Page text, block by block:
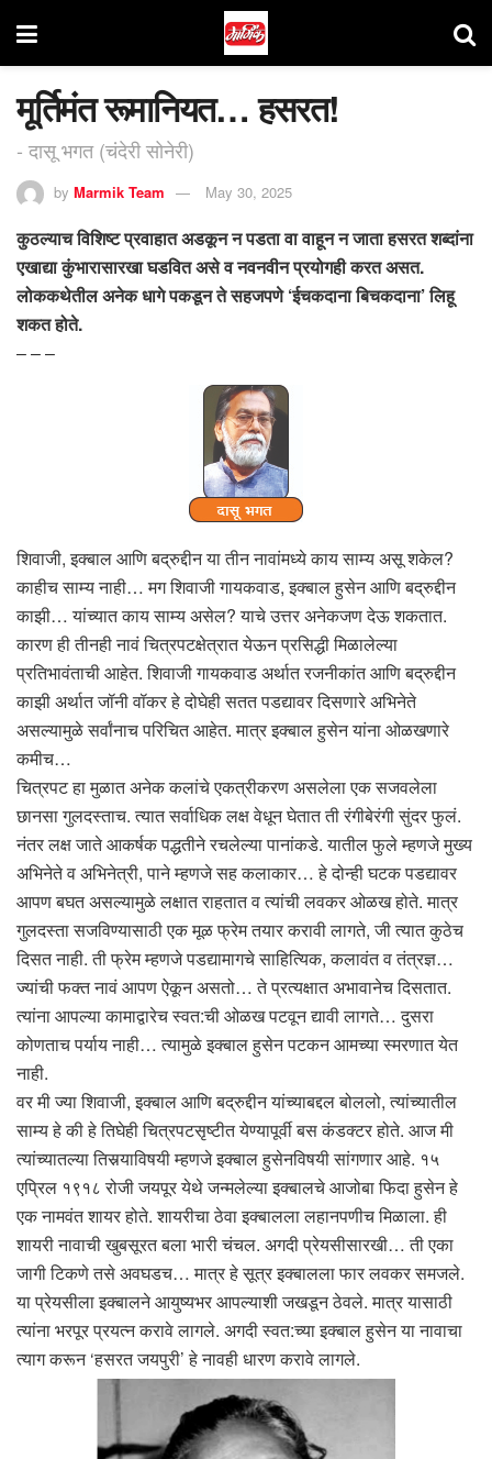
मूर्तिमंत रूमानियत… हसरत!
- दासू भगत (चंदेरी सोनेरी)
by Marmik Team May 30, 2025
कुठल्याच विशिष्ट प्रवाहात अडकून न पडता वा वाहून न जाता हसरत शब्दांना
एखाद्या कुंभारासारखा घडवित असे व नवनवीन प्रयोगही करत असत.
लोककथेतील अनेक धागे पकडून ते सहजपणे ‘ईचकदाना बिचकदाना’ लिहू
शकत होते.
– – –
शिवाजी, इक्बाल आणि बद्रुद्दीन या तीन नावांमध्ये काय साम्य असू शकेल?
काहीच साम्य नाही… मग शिवाजी गायकवाड, इक्बाल हुसेन आणि बद्रुद्दीन
काझी… यांच्यात काय साम्य असेल? याचे उत्तर अनेकजण देऊ शकतात.
कारण ही तीनही नावं चित्रपटक्षेत्रात येऊन प्रसिद्धी मिळालेल्या
प्रतिभावंताची आहेत. शिवाजी गायकवाड अर्थात रजनीकांत आणि बद्रुद्दीन
काझी अर्थात जॉनी वॉकर हे दोघेही सतत पडद्यावर दिसणारे अभिनेते
असल्यामुळे सर्वांनाच परिचित आहेत. मात्र इक्बाल हुसेन यांना ओळखणारे
कमीच…
चित्रपट हा मुळात अनेक कलांचे एकत्रीकरण असलेला एक सजवलेला
छानसा गुलदस्ताच. त्यात सर्वाधिक लक्ष वेधून घेतात ती रंगीबेरंगी सुंदर फुलं.
नंतर लक्ष जाते आकर्षक पद्धतीने रचलेल्या पानांकडे. यातील फुले म्हणजे मुख्य
अभिनेते व अभिनेत्री, पाने म्हणजे सह कलाकार… हे दोन्ही घटक पडद्यावर
आपण बघत असल्यामुळे लक्षात राहतात व त्यांची लवकर ओळख होते. मात्र
गुलदस्ता सजविण्यासाठी एक मूळ फ्रेम तयार करावी लागते, जी त्यात कुठेच
दिसत नाही. ती फ्रेम म्हणजे पडद्यामागचे साहित्यिक, कलावंत व तंत्रज्ञ…
ज्यांची फक्त नावं आपण ऐकून असतो… ते प्रत्यक्षात अभावानेच दिसतात.
त्यांना आपल्या कामाद्वारेच स्वत:ची ओळख पटवून द्यावी लागते… दुसरा
कोणताच पर्याय नाही… त्यामुळे इक्बाल हुसेन पटकन आमच्या स्मरणात येत
नाही.
वर मी ज्या शिवाजी, इक्बाल आणि बद्रुद्दीन यांच्याबद्दल बोललो, त्यांच्यातील
साम्य हे की हे तिघेही चित्रपटसृष्टीत येण्यापूर्वी बस कंडक्टर होते. आज मी
त्यांच्यातल्या तिसर्‍याविषयी म्हणजे इक्बाल हुसेनविषयी सांगणार आहे. १५
एप्रिल १९१८ रोजी जयपूर येथे जन्मलेल्या इक्बालचे आजोबा फिदा हुसेन हे
एक नामवंत शायर होते. शायरीचा ठेवा इक्बालला लहानपणीच मिळाला. ही
शायरी नावाची खुबसूरत बला भारी चंचल. अगदी प्रेयसीसारखी… ती एका
जागी टिकणे तसे अवघडच… मात्र हे सूत्र इक्बालला फार लवकर समजले.
या प्रेयसीला इक्बालने आयुष्यभर आपल्याशी जखडून ठेवले. मात्र यासाठी
त्यांना भरपूर प्रयत्न करावे लागले. अगदी स्वत:च्या इक्बाल हुसेन या नावाचा
त्याग करून ‘हसरत जयपुरी’ हे नावही धारण करावे लागले.